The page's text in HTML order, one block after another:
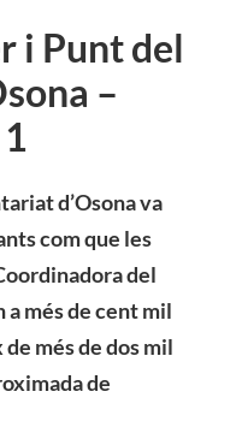
i Punt del
–
d’Osona va
com que les
del
més de cent mil
de més de dos mil
de